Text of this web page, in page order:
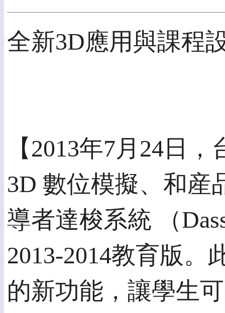
全新3D應用與課程
【2013年7月24日
3D 數位模擬、和産
導者達梭系統 （
2013-2014教育版
的新功能，讓學生